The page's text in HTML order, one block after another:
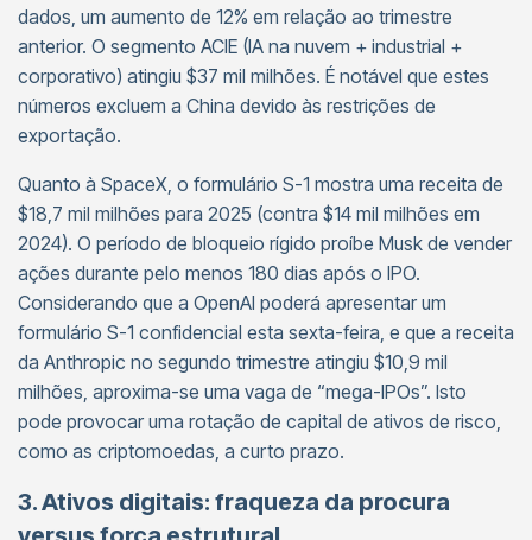
dados, um aumento de 12% em relação ao trimestre
anterior. O segmento ACIE (IA na nuvem + industrial +
corporativo) atingiu $37 mil milhões. É notável que estes
números excluem a China devido às restrições de
exportação.
Quanto à SpaceX, o formulário S-1 mostra uma receita de
$18,7 mil milhões para 2025 (contra $14 mil milhões em
2024). O período de bloqueio rígido proíbe Musk de vender
ações durante pelo menos 180 dias após o IPO.
Considerando que a OpenAI poderá apresentar um
formulário S-1 confidencial esta sexta-feira, e que a receita
da Anthropic no segundo trimestre atingiu $10,9 mil
milhões, aproxima-se uma vaga de “mega-IPOs”. Isto
pode provocar uma rotação de capital de ativos de risco,
como as criptomoedas, a curto prazo.
3. Ativos digitais: fraqueza da procura